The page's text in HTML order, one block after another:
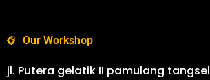
Our Workshop
jl. Putera gelatik II pamulang tangsel